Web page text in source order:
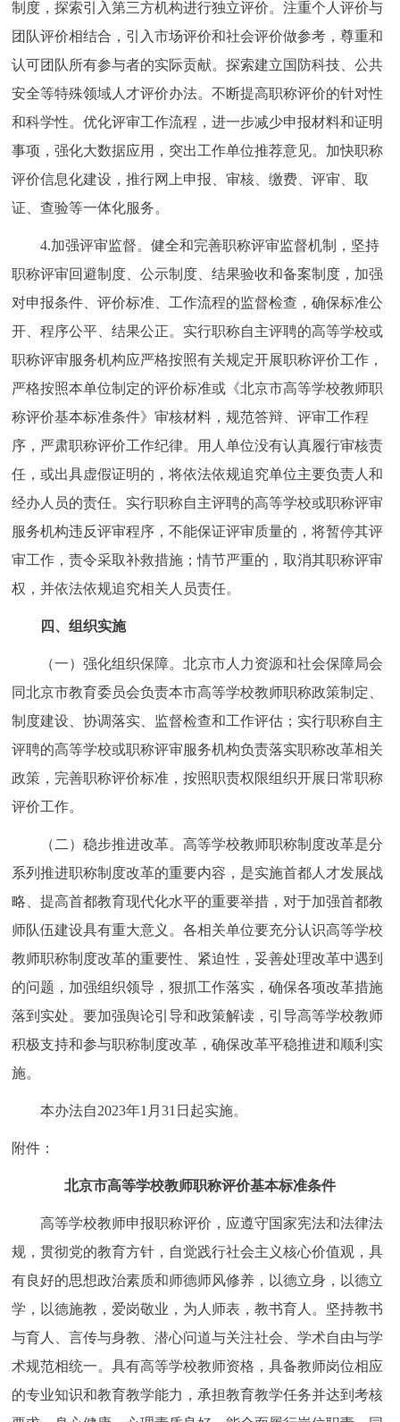
制度，探索引入第三方机构进行独立评价。注重个人评价与
团队评价相结合，引入市场评价和社会评价做参考，尊重和
认可团队所有参与者的实际贡献。探索建立国防科技、公共
安全等特殊领域人才评价办法。不断提高职称评价的针对性
和科学性。优化评审工作流程，进一步减少申报材料和证明
事项，强化大数据应用，突出工作单位推荐意见。加快职称
评价信息化建设，推行网上申报、审核、缴费、评审、取
证、查验等一体化服务。
4.加强评审监督。健全和完善职称评审监督机制，坚持
职称评审回避制度、公示制度、结果验收和备案制度，加强
对申报条件、评价标准、工作流程的监督检查，确保标准公
开、程序公平、结果公正。实行职称自主评聘的高等学校或
职称评审服务机构应严格按照有关规定开展职称评价工作，
严格按照本单位制定的评价标准或《北京市高等学校教师职
称评价基本标准条件》审核材料，规范答辩、评审工作程
序，严肃职称评价工作纪律。用人单位没有认真履行审核责
任，或出具虚假证明的，将依法依规追究单位主要负责人和
经办人员的责任。实行职称自主评聘的高等学校或职称评审
服务机构违反评审程序，不能保证评审质量的，将暂停其评
审工作，责令采取补救措施；情节严重的，取消其职称评审
权，并依法依规追究相关人员责任。
四、组织实施
（一）强化组织保障。北京市人力资源和社会保障局会
同北京市教育委员会负责本市高等学校教师职称政策制定、
制度建设、协调落实、监督检查和工作评估；实行职称自主
评聘的高等学校或职称评审服务机构负责落实职称改革相关
政策，完善职称评价标准，按照职责权限组织开展日常职称
评价工作。
（二）稳步推进改革。高等学校教师职称制度改革是分
系列推进职称制度改革的重要内容，是实施首都人才发展战
略、提高首都教育现代化水平的重要举措，对于加强首都教
师队伍建设具有重大意义。各相关单位要充分认识高等学校
教师职称制度改革的重要性、紧迫性，妥善处理改革中遇到
的问题，加强组织领导，狠抓工作落实，确保各项改革措施
落到实处。要加强舆论引导和政策解读，引导高等学校教师
积极支持和参与职称制度改革，确保改革平稳推进和顺利实
施。
本办法自2023年1月31日起实施。
附件：
北京市高等学校教师职称评价基本标准条件
高等学校教师申报职称评价，应遵守国家宪法和法律法
规，贯彻党的教育方针，自觉践行社会主义核心价值观，具
有良好的思想政治素质和师德师风修养，以德立身，以德立
学，以德施教，爱岗敬业，为人师表，教书育人。坚持教书
与育人、言传与身教、潜心问道与关注社会、学术自由与学
术规范相统一。具有高等学校教师资格，具备教师岗位相应
的专业知识和教育教学能力，承担教育教学任务并达到考核